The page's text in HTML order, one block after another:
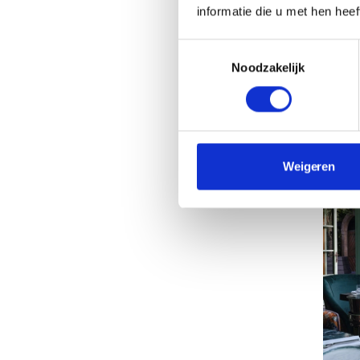
informatie die u met hen
Noodzakelijk
Weigeren